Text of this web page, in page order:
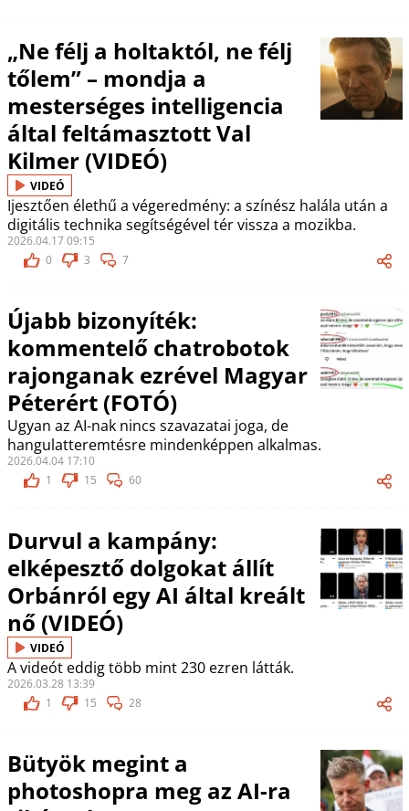
„Ne félj a holtaktól, ne félj
tőlem” – mondja a
mesterséges intelligencia
által feltámasztott Val
Kilmer (VIDEÓ)
VIDEÓ
Ijesztően élethű a végeredmény: a színész halála után a
digitális technika segítségével tér vissza a mozikba.
2026.04.17 09:15
0
3 7
Újabb bizonyíték:
kommentelő chatrobotok
rajonganak ezrével Magyar
Péterért (FOTÓ)
Ugyan az AI-nak nincs szavazatai joga, de
hangulatteremtésre mindenképpen alkalmas.
2026.04.04 17:10
1
15 60
Durvul a kampány:
elképesztő dolgokat állít
Orbánról egy AI által kreált
nő (VIDEÓ)
VIDEÓ
A videót eddig több mint 230 ezren látták.
2026.03.28 13:39
1
15 28
Bütyök megint a
photoshopra meg az AI-ra